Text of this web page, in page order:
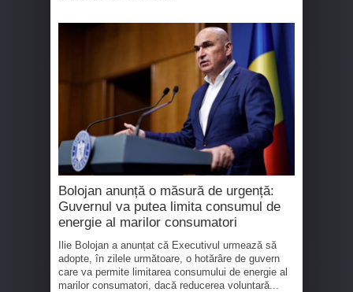
Bolojan anunță o măsură de urgență:
Guvernul va putea limita consumul de
energie al marilor consumatori
Ilie Bolojan a anunțat că Executivul urmează să
adopte, în zilele următoare, o hotărâre de guvern
care va permite limitarea consumului de energie al
marilor consumatori, dacă reducerea voluntară...